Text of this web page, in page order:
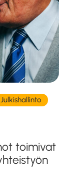
Julkishallinto
toimivat